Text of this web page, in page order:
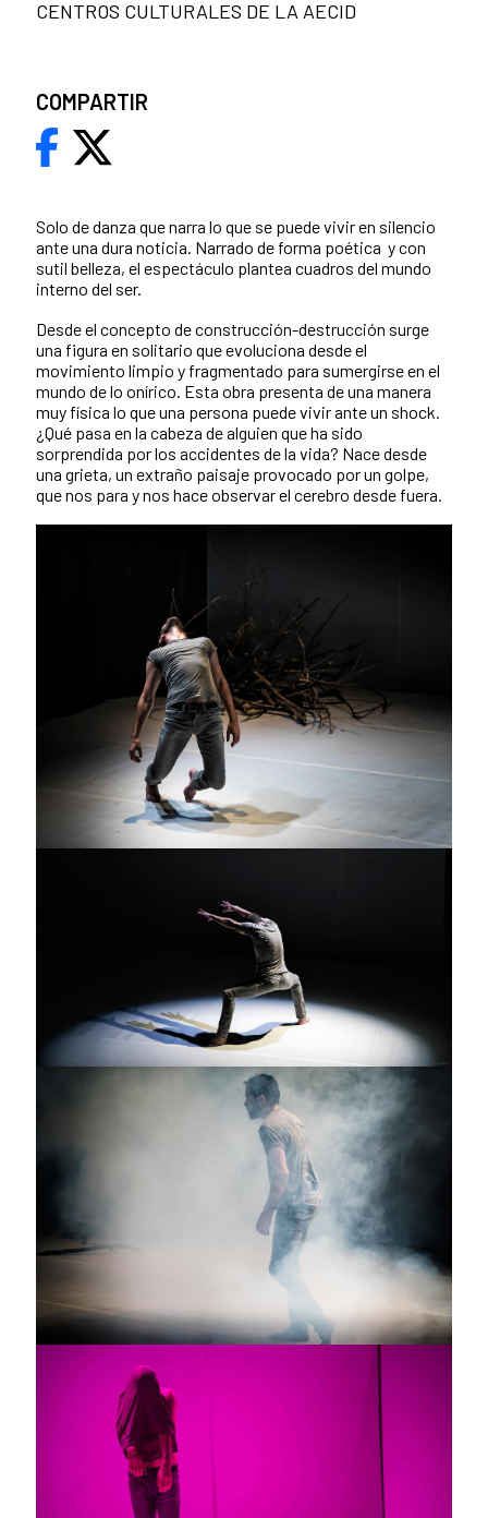
Solo de danza que narra lo que se puede vivir en silencio
ante una dura noticia. Narrado de forma poética y con
sutil belleza, el espectáculo plantea cuadros del mundo
interno del ser.
Desde el concepto de construcción-destrucción surge
una figura en solitario que evoluciona desde el
movimiento limpio y fragmentado para sumergirse en el
mundo de lo onírico. Esta obra presenta de una manera
muy física lo que una persona puede vivir ante un shock.
¿Qué pasa en la cabeza de alguien que ha sido
sorprendida por los accidentes de la vida? Nace desde
una grieta, un extraño paisaje provocado por un golpe,
que nos para y nos hace observar el cerebro desde fuera.
CENTROS CULTURALES DE LA AECID
COMPARTIR